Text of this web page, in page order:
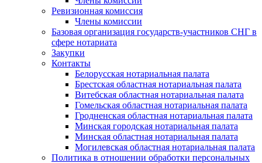
Ревизионная комиссия
Члены комиссии
Базовая организация государств-участников СНГ в
сфере нотариата
Закупки
Контакты
Белорусская нотариальная палата
Брестская областная нотариальная палата
Витебская областная нотариальная палата
Гомельская областная нотариальная палата
Гродненская областная нотариальная палата
Минская городская нотариальная палата
Минская областная нотариальная палата
Могилевская областная нотариальная палата
Политика в отношении обработки персональных